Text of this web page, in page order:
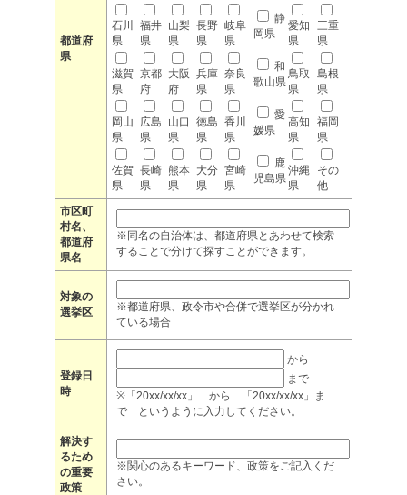
都道府
県
石川
県
福井
県
山梨
県
長野
県
岐阜
県
静
岡県
愛知
県
三重
県
滋賀
県
京都
府
大阪
府
兵庫
県
奈良
県
和
歌山県
鳥取
県
島根
県
岡山
県
広島
県
山口
県
徳島
県
香川
県
愛
媛県
高知
県
福岡
県
佐賀
県
長崎
県
熊本
県
大分
県
宮崎
県
鹿
児島県
沖縄
県
その
他
市区町
村名、
都道府
県名
※同名の自治体は、都道府県とあわせて検索
することで分けて探すことができます。
対象の
選挙区
※都道府県、政令市や合併で選挙区が分かれ
ている場合
登録日
時
から
まで
※「20xx/xx/xx」 から 「20xx/xx/xx」ま
で というように入力してください。
解決す
るため
の重要
政策
※関心のあるキーワード、政策をご記入くだ
さい。